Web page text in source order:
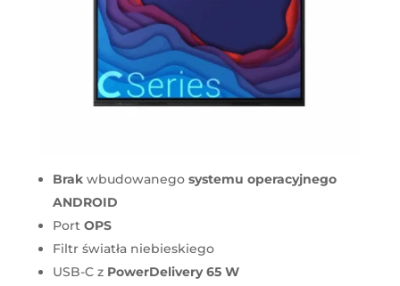
Brak wbudowanegosystemu operacyjnego
ANDROID
Port OPS
Filtr światła niebieskiego
USB-C z PowerDelivery 65 W